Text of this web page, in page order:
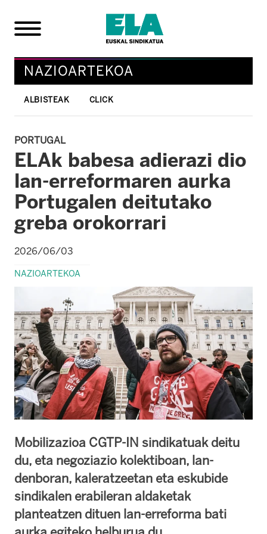
NAZIOARTEKOA
ALBISTEAK CLICK
PORTUGAL
ELAk babesa adierazi dio
lan-erreformaren aurka
Portugalen deitutako
greba orokorrari
2026/06/03
NAZIOARTEKOA
Mobilizazioa CGTP-IN sindikatuak deitu
du, eta negoziazio kolektiboan, lan-
denboran, kaleratzeetan eta eskubide
sindikalen erabileran aldaketak
planteatzen dituen lan-erreforma bati